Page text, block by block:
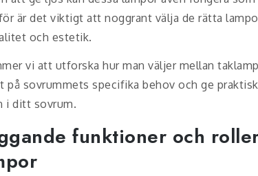
är det viktigt att noggrant välja de rätta
och estetik.
vi att utforska hur man väljer mellan
på sovrummets specifika behov och ge
i ditt sovrum.
funktioner och